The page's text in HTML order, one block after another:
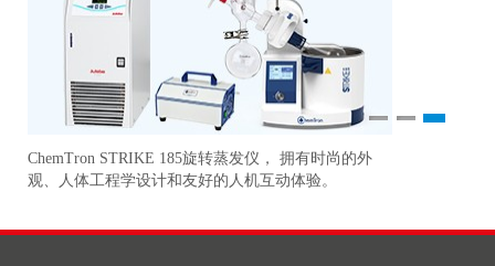
ChemTron STRIKE 185旋转蒸发仪， 拥有时尚的外
观、人体工程学设计和友好的人机互动体验。
1 2